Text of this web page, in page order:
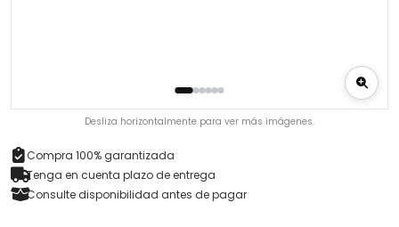
Desliza horizontalmente para ver más imágenes.
Compra 100% garantizada
Tenga en cuenta plazo de entrega
Consulte disponibilidad antes de pagar